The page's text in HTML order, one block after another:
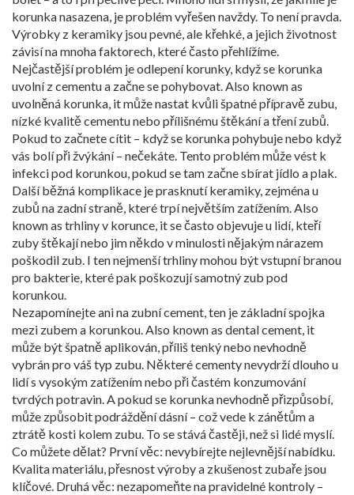
korunka nasazena, je problém vyřešen navždy. To není pravda.
Výrobky z keramiky jsou pevné, ale křehké, a jejich životnost
závisí na mnoha faktorech, které často přehlížíme.
Nejčastější problém jeodlepení korunky, když se korunka
uvolní z cementu a začne se pohybovat. Also known as
uvolněná korunka, itmůže nastat kvůli špatné přípravě zubu,
nízké kvalitě cementu nebo přílišnému štěkání a tření zubů.
Pokud to začnete cítit – když se korunka pohybuje nebo když
vás bolí při žvýkání – nečekáte. Tento problém může vést k
infekci pod korunkou, pokud se tam začne sbírat jídlo a plak.
Další běžná komplikace jeprasknutí keramiky, zejména u
zubů na zadní straně, které trpí největším zatížením. Also
known as trhliny v korunce, itse často objevuje u lidí, kteří
zuby štěkají nebo jim někdo v minulosti nějakým nárazem
poškodil zub. I ten nejmenší trhliny mohou být vstupní branou
pro bakterie, které pak poškozují samotný zub pod
korunkou.
Nezapomínejte ani na zubní cement,ten je základní spojka
mezi zubem a korunkou. Also known as dental cement, it
může být špatně aplikován, příliš tenký nebo nevhodně
vybrán pro váš typ zubu. Některé cementy nevydrží dlouho u
lidí s vysokým zatížením nebo při častém konzumování
tvrdých potravin. A pokud se korunka nevhodně přizpůsobí,
může způsobit podráždění dásní – což vede k zánětům a
ztrátě kosti kolem zubu. To se stává častěji, než si lidé myslí.
Co můžete dělat? První věc: nevybírejte nejlevnější nabídku.
Kvalita materiálu, přesnost výroby a zkušenost zubaře jsou
klíčové. Druhá věc: nezapomeňte na pravidelné kontroly –